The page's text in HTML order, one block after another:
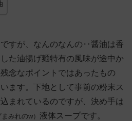
すが、なんのなんの‥醤油は香
た油揚げ麺特有の風味が途中か
念なポイントではあったもの
ます。下地として事前の粉末ス
まれているのですが、決め手は
みれのw） 液体スープです。